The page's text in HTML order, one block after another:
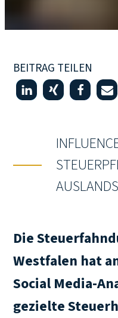
BEITRAG TEILEN
Die
Westfalen hat
Social Media-
gezielte